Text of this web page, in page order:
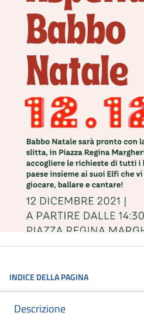
INDICE DELLA PAGINA
Descrizione